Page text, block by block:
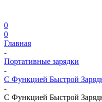
0
0
Главная
-
Портативные зарядки
-
С Функцией Быстрой
-
С Функцией Быстрой